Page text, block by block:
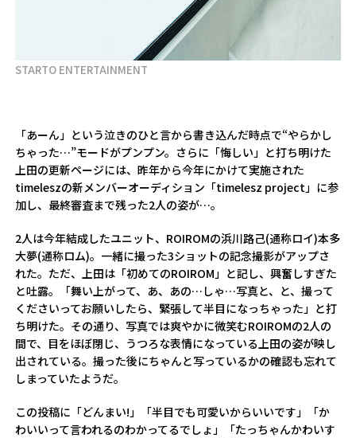
STARTO ENTERTAINMENT
「あーん」という泣きのひと言から書き込んだ時点で“やらかし
ちゃった…”モードがプンプン。さらに「悔しい」と打ち明けた
上田の更新ページには、昨年から今年にかけて実施された
timeleszの新メンバーオーディション「timelesz project」に参
加し、最終審査まで残った2人の姿が…。
2人は今年結成したユニット、ROIROMの浜川路己(通称ロイ)本多
大夢(通称ロム)。一緒に撮った3ショットの記念撮影がアップさ
れた。ただ、上田は「初めてのROIROM」と記し、興奮しすぎた
と吐露。「舞い上がって、あ、あの…しゃ…写真と、と、撮って
くださいってお願いしたら、緊張して半目になっちゃった」と打
ち明けた。その通り、写真では爽やかに微笑むROIROMの2人の
間で、目をほぼ閉じ、うつろな表情になっている上田の姿が映し
出されている。撮った後にちゃんと写っているかの確認も忘れて
しまっていたようだ。
この投稿に「どんまい!」「半目でも可愛いからいいです」「か
わいいって言われるのわかってるでしょ」「たっちゃんかわいす